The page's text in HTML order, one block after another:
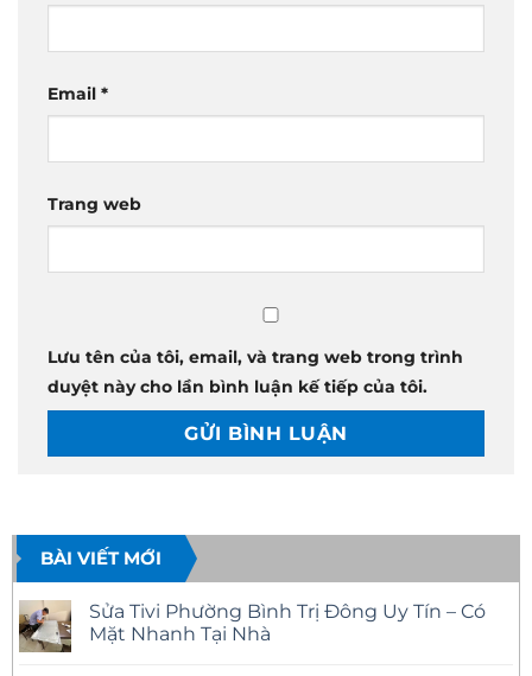
Email *
Trang web
Lưu tên của tôi, email, và trang web trong trình
duyệt này cho lần bình luận kế tiếp của tôi.
BÀI VIẾT MỚI
Sửa Tivi Phường Bình Trị Đông Uy Tín – Có
Mặt Nhanh Tại Nhà